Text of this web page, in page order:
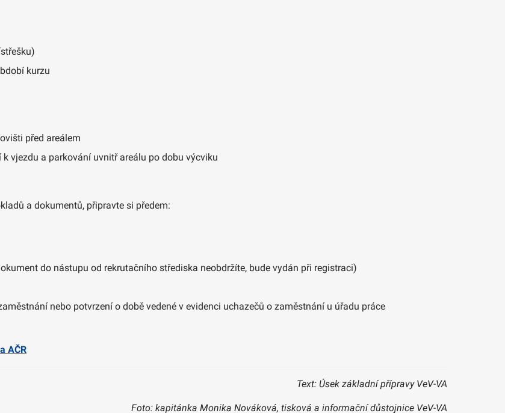
kurzu
před areálem
vjezdu a parkování uvnitř areálu po dobu výcviku
a dokumentů, připravte si předem:
do nástupu od rekrutačního střediska neobdržíte, bude vydán při registraci)
nebo potvrzení o době vedené v evidenci uchazečů o zaměstnání u úřadu práce
AČR
Text: Úsek základní přípravy VeV-VA
Foto: kapitánka Monika Nováková, tisková a informační důstojnice VeV-VA